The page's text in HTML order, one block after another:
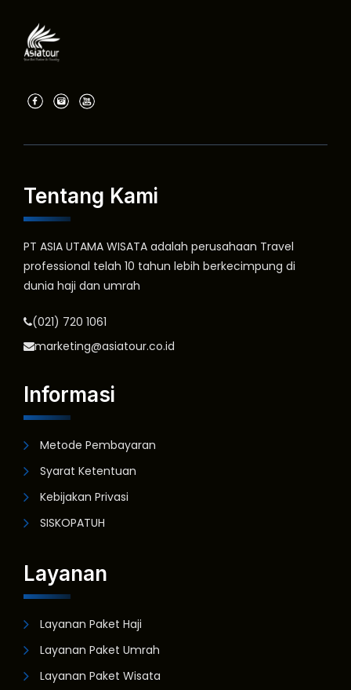
Tentang Kami
PT ASIA UTAMA WISATA adalah perusahaan Travel
professional telah 10 tahun lebih berkecimpung di
dunia haji dan umrah
(021) 720 1061
marketing@asiatour.co.id
Informasi
Metode Pembayaran
Syarat Ketentuan
Kebijakan Privasi
SISKOPATUH
Layanan
Layanan Paket Haji
Layanan Paket Umrah
Layanan Paket Wisata